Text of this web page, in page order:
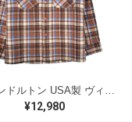
¥12,980